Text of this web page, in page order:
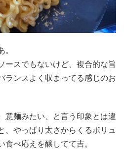
。
ースでもないけど、複合的な旨
ランスよく収まってる感じのお
意麺みたい、と言う印象とは違
、やっぱり太さからくるボリュ
食べ応えを醸してて吉。